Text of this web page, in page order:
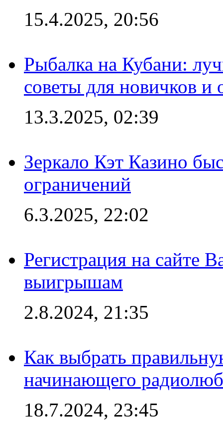
15.4.2025, 20:56
Рыбалка на Кубани:
советы для новичков
13.3.2025, 02:39
Зеркало Кэт Казино
ограничений
6.3.2025, 22:02
Регистрация на сайте
выигрышам
2.8.2024, 21:35
Как выбрать
начинающего
18.7.2024, 23:45